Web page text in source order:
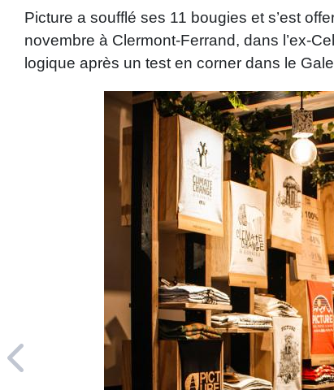
Picture a soufflé ses 11 bougies et s’est
novembre à Clermont-Ferrand, dans l’ex-
logique après un test en corner dans le